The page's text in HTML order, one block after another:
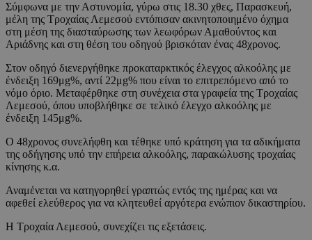
Σύμφωνα με την Αστυνομία, γύρω στις 18.30 χθες, Παρασκευή,
μέλη της Τροχαίας Λεμεσού εντόπισαν ακινητοποιημένο όχημα
στη μέση της διασταύρωσης των λεωφόρων Αμαθούντος και
Αριάδνης και στη θέση του οδηγού βρισκόταν ένας 48χρονος.
Στον οδηγό διενεργήθηκε προκαταρκτικός έλεγχος αλκοόλης με
ένδειξη 169μg%, αντί 22μg% που είναι το επιτρεπόμενο από το
νόμο όριο. Μεταφέρθηκε στη συνέχεια στα γραφεία της Τροχαίας
Λεμεσού, όπου υποβλήθηκε σε τελικό έλεγχο αλκοόλης με
ένδειξη 145μg%.
Ο 48χρονος συνελήφθη και τέθηκε υπό κράτηση για τα αδικήματα
της οδήγησης υπό την επήρεια αλκοόλης, παρακώλυσης τροχαίας
κίνησης κ.α.
Αναμένεται να κατηγορηθεί γραπτώς εντός της ημέρας και να
αφεθεί ελεύθερος για να κλητευθεί αργότερα ενώπιον δικαστηρίου.
Η Τροχαία Λεμεσού, συνεχίζει τις εξετάσεις.